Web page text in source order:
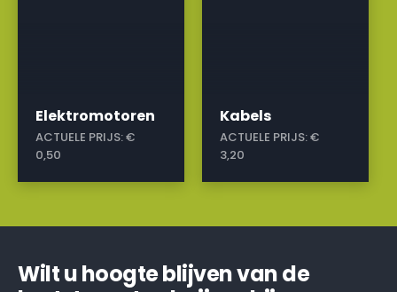
Elektromotoren
ACTUELE PRIJS:€
0,50
Kabels
ACTUELE PRIJS:€
3,20
Wilt u hoogte blijven van de